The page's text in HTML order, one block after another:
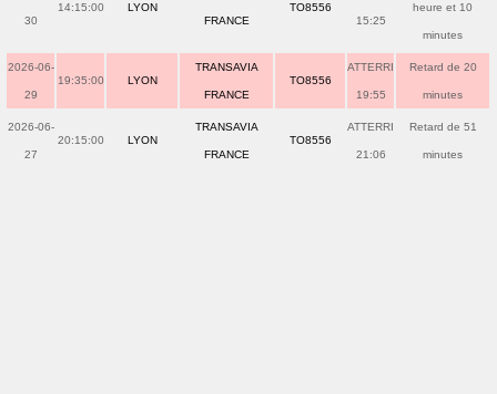
30
14:15:00 LYON
FRANCE
TO8556
15:25
heure et 10
minutes
2026-06-
29
19:35:00 LYON
TRANSAVIA
FRANCE
TO8556
ATTERRI
19:55
Retard de 20
minutes
2026-06-
27
20:15:00 LYON
TRANSAVIA
FRANCE
TO8556
ATTERRI
21:06
Retard de 51
minutes